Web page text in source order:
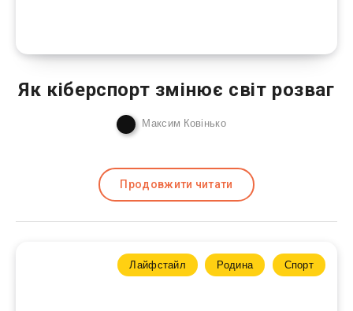
Як кіберспорт змінює світ розваг
Максим Ковінько
Продовжити читати
Лайфстайл Родина Спорт